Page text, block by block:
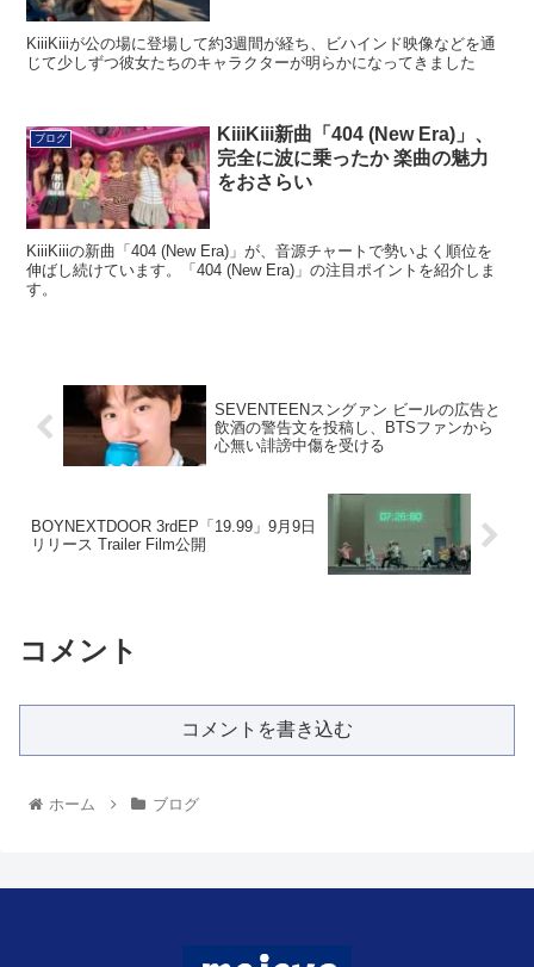
KiiiKiiiが公の場に登場して約3週間が経ち、ビハインド映像などを通
じて少しずつ彼女たちのキャラクターが明らかになってきました
ブログ
KiiiKiii新曲「404 (New Era)」、
完全に波に乗ったか 楽曲の魅力
をおさらい
KiiiKiiiの新曲「404 (New Era)」が、音源チャートで勢いよく順位を
伸ばし続けています。「404 (New Era)」の注目ポイントを紹介しま
す。
SEVENTEENスングァン ビールの広告と
飲酒の警告文を投稿し、BTSファンから
心無い誹謗中傷を受ける
BOYNEXTDOOR 3rdEP「19.99」9月9日
リリース Trailer Film公開
コメント
コメントを書き込む
ホーム ブログ